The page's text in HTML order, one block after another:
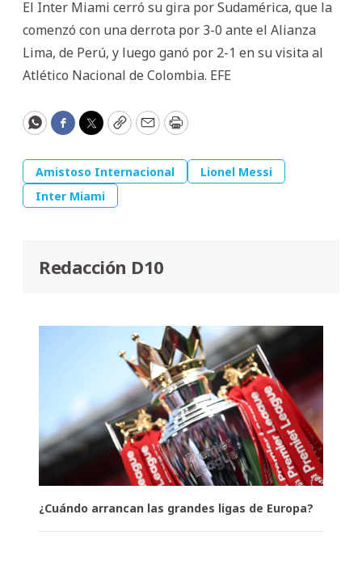
El Inter Miami cerró su gira por Sudamérica, que la
comenzó con una derrota por 3-0 ante el Alianza
Lima, de Perú, y luego ganó por 2-1 en su visita al
Atlético Nacional de Colombia. EFE
WhatsApp
Facebook
Twitter
CopyEmailPrint
Amistoso Internacional
Lionel Messi
Inter Miami
Redacción D10
¿Cuándo arrancan las grandes ligas de Europa?